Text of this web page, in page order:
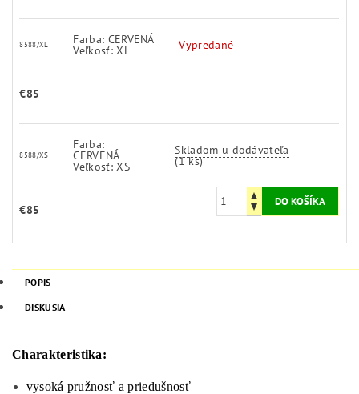
8588/XL Farba: CERVENÁ
Veľkosť: XL Vypredané
€85
8588/XS
Farba:
CERVENÁ
Veľkosť: XS
Skladom u dodávateľa
(1 ks)
€85
POPIS
DISKUSIA
Charakteristika:
vysoká pružnosť a priedušnosť